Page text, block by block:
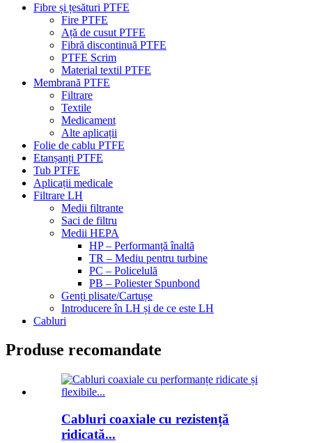
Fibre și țesături PTFE
Fire PTFE
Ață de cusut PTFE
Fibră discontinuă PTFE
PTFE Scrim
Material textil PTFE
Membrană PTFE
Filtrare
Textile
Medicament
Alte aplicații
Folie de cablu PTFE
Etanșanți PTFE
Tub PTFE
Aplicații medicale
Filtrare LH
Medii filtrante
Saci de filtru
Medii HEPA
HP – Performanță înaltă
TR – Mediu pentru turbine
PC – Policelulă
PB – Poliester Spunbond
Genți plisate/Cartușe
Introducere în LH și de ce este LH
Cabluri
Produse recomandate
Cabluri coaxiale cu rezistență
ridicată...